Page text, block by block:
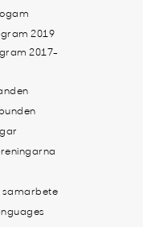
2019
2017-
samarbete